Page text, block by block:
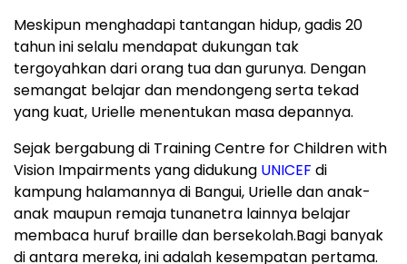
Meskipun menghadapi tantangan hidup, gadis 20
tahun ini selalu mendapat dukungan tak
tergoyahkan dari orang tua dan gurunya. Dengan
semangat belajar dan mendongeng serta tekad
yang kuat, Urielle menentukan masa depannya.
Sejak bergabung di Training Centre for Children with
Vision Impairments yang didukung UNICEF di
kampung halamannya di Bangui, Urielle dan anak-
anak maupun remaja tunanetra lainnya belajar
membaca huruf braille dan bersekolah.Bagi banyak
di antara mereka, ini adalah kesempatan pertama.